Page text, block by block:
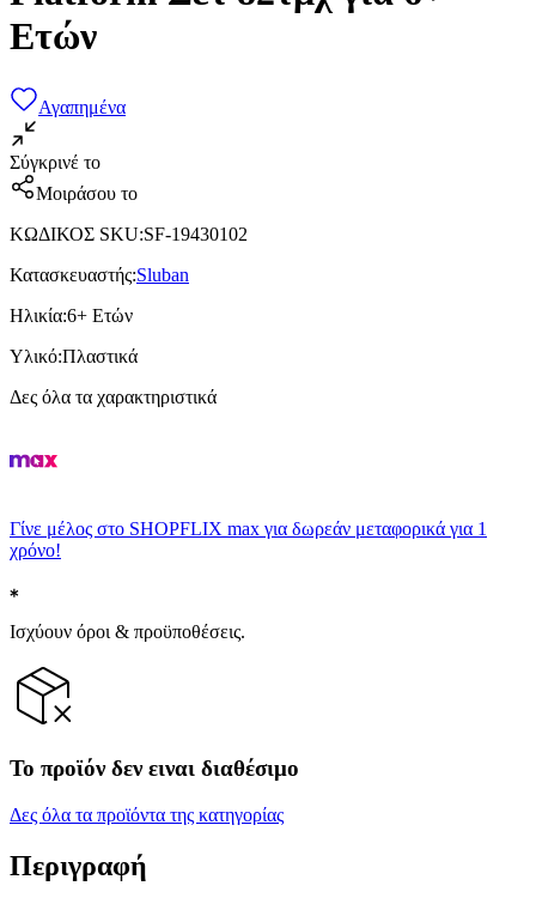
Ετών
Αγαπημένα
Σύγκρινέ το
Μοιράσου το
ΚΩΔΙΚΟΣ SKU:SF-19430102
Κατασκευαστής:Sluban
Ηλικία:6+ Ετών
Υλικό:Πλαστικά
Δες όλα τα χαρακτηριστικά
Γίνε μέλος στο SHOPFLIX max για δωρεάν μεταφορικά για 1
χρόνο!
Ισχύουν όροι & προϋποθέσεις.
Το προϊόν δεν ειναι διαθέσιμο
Δες όλα τα προϊόντα της κατηγορίας
Περιγραφή